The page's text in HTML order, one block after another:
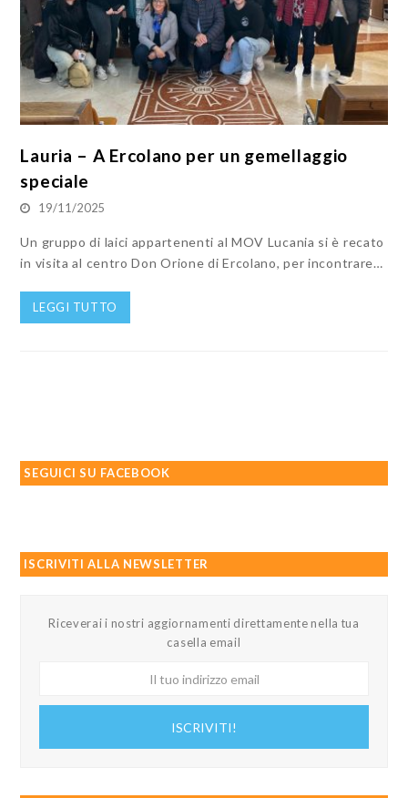
Lauria – A Ercolano per un gemellaggio
speciale
19/11/2025
Un gruppo di laici appartenenti al MOV Lucania si è recato
in visita al centro Don Orione di Ercolano, per incontrare…
LEGGI TUTTO
SEGUICI SU FACEBOOK
ISCRIVITI ALLA NEWSLETTER
Riceverai i nostri aggiornamenti direttamente nella tua
casella email
ISCRIVITI!